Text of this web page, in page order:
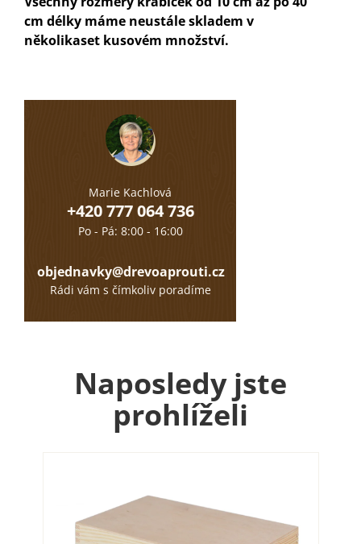
cm délky máme neustále skladem v
několikaset kusovém množství.
Marie Kachlová
+420 777 064 736
Po - Pá: 8:00 - 16:00
objednavky@drevoaprouti.cz
Rádi vám s čímkoliv poradíme
Naposledy jste
prohlíželi